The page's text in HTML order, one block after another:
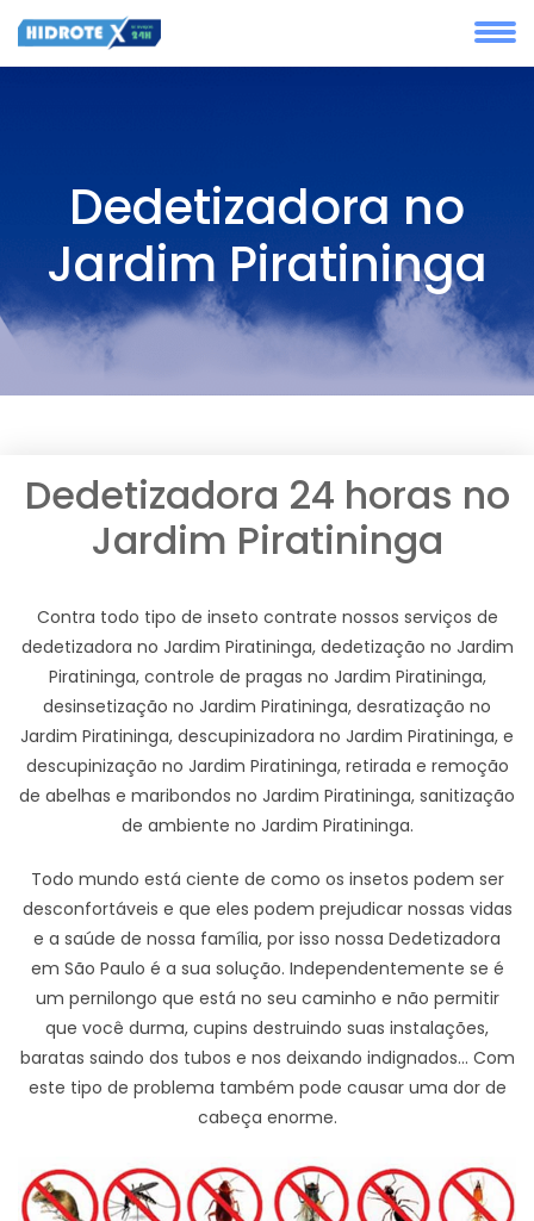
Dedetizadora no
Jardim Piratininga
Dedetizadora 24 horas no
Jardim Piratininga
Contra todo tipo de inseto contrate nossos serviços de
dedetizadora no Jardim Piratininga, dedetização no Jardim
Piratininga, controle de pragas no Jardim Piratininga,
desinsetização no Jardim Piratininga, desratização no
Jardim Piratininga, descupinizadora no Jardim Piratininga, e
descupinização no Jardim Piratininga, retirada e remoção
de abelhas e maribondos no Jardim Piratininga, sanitização
de ambiente no Jardim Piratininga.
Todo mundo está ciente de como os insetos podem ser
desconfortáveis e que eles podem prejudicar nossas vidas
e a saúde de nossa família, por isso nossa Dedetizadora
em São Paulo é a sua solução. Independentemente se é
um pernilongo que está no seu caminho e não permitir
que você durma, cupins destruindo suas instalações,
baratas saindo dos tubos e nos deixando indignados... Com
este tipo de problema também pode causar uma dor de
cabeça enorme.